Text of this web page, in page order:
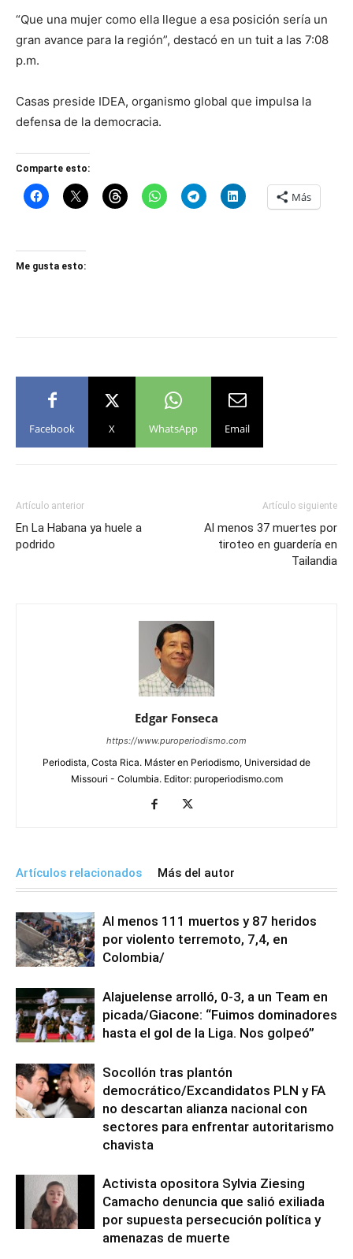
“Que una mujer como ella llegue a esa posición sería un
gran avance para la región”, destacó en un tuit a las 7:08
p.m.
Casas preside IDEA, organismo global que impulsa la
defensa de la democracia.
Comparte esto:
Más
Me gusta esto:
Facebook X WhatsApp Email
Artículo anterior
En La Habana ya huele a
podrido
Artículo siguiente
Al menos 37 muertes por
tiroteo en guardería en
Tailandia
Edgar Fonseca
https://www.puroperiodismo.com
Periodista, Costa Rica. Máster en Periodismo, Universidad de
Missouri - Columbia. Editor: puroperiodismo.com
Artículos relacionados Más del autor
Al menos 111 muertos y 87 heridos
por violento terremoto, 7,4, en
Colombia/
Alajuelense arrolló, 0-3, a un Team en
picada/Giacone: “Fuimos dominadores
hasta el gol de la Liga. Nos golpeó”
Socollón tras plantón
democrático/Excandidatos PLN y FA
no descartan alianza nacional con
sectores para enfrentar autoritarismo
chavista
Activista opositora Sylvia Ziesing
Camacho denuncia que salió exiliada
por supuesta persecución política y
amenazas de muerte